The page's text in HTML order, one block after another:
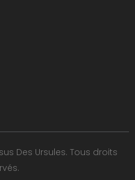
Des Ursules. Tous droits